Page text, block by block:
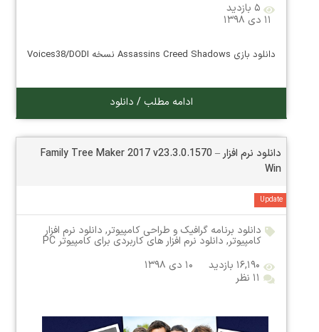
۵ بازدید
۱۱ دی ۱۳۹۸
دانلود بازی Assassins Creed Shadows نسخه Voices38/DODI
ادامه مطلب / دانلود
دانلود نرم افزار Family Tree Maker 2017 v23.3.0.1570 –
Win
Update
دانلود برنامه گرافیک و طراحی کامپیوتر, دانلود نرم افزار
کامپیوتر, دانلود نرم افزار های کاربردی برای کامپیوتر PC
۱۶,۱۹۰ بازدید
۱۰ دی ۱۳۹۸
۱۱ نظر